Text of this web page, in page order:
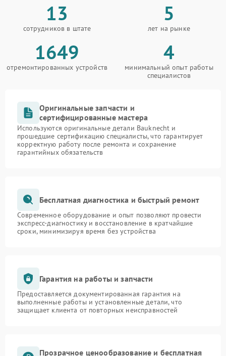
13
сотрудников в штате
5
лет на рынке
1649
отремонтированных устройств
4
минимальный опыт работы
специалистов
Оригинальные запчасти и
сертифицированные мастера
Используются оригинальные детали Bauknecht и
прошедшие сертификацию специалисты, что гарантирует
корректную работу после ремонта и сохранение
гарантийных обязательств
Бесплатная диагностика и быстрый ремонт
Современное оборудование и опыт позволяют провести
экспресс-диагностику и восстановление в кратчайшие
сроки, минимизируя время без устройства
Гарантия на работы и запчасти
Предоставляется документированная гарантия на
выполненные работы и установленные детали, что
защищает клиента от повторных неисправностей
Прозрачное ценообразование и бесплатная